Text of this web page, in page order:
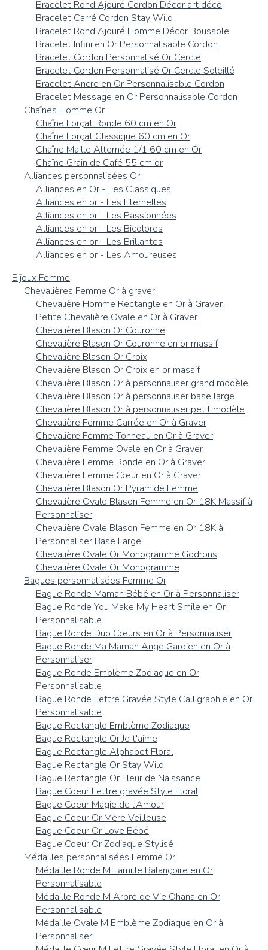
Bracelet Rond Ajouré Cordon Décor art déco
Bracelet Carré Cordon Stay Wild
Bracelet Rond Ajouré Homme Décor Boussole
Bracelet Infini en Or Personnalisable Cordon
Bracelet Cordon Personnalisé Or Cercle
Bracelet Cordon Personnalisé Or Cercle Soleillé
Bracelet Ancre en Or Personnalisable Cordon
Bracelet Message en Or Personnalisable Cordon
Chaînes Homme Or
Chaîne Forçat Ronde 60 cm en Or
Chaîne Forçat Classique 60 cm en Or
Chaîne Maille Alternée 1/1 60 cm en Or
Chaîne Grain de Café 55 cm or
Alliances personnalisées Or
Alliances en Or - Les Classiques
Alliances en or - Les Eternelles
Alliances en or - Les Passionnées
Alliances en or - Les Bicolores
Alliances en or - Les Brillantes
Alliances en or - Les Amoureuses
Bijoux Femme
Chevalières Femme Or à graver
Chevalière Homme Rectangle en Or à Graver
Petite Chevalière Ovale en Or à Graver
Chevalière Blason Or Couronne
Chevalière Blason Or Couronne en or massif
Chevalière Blason Or Croix
Chevalière Blason Or Croix en or massif
Chevalière Blason Or à personnaliser grand modèle
Chevalière Blason Or à personnaliser base large
Chevalière Blason Or à personnaliser petit modèle
Chevalière Femme Carrée en Or à Graver
Chevalière Femme Tonneau en Or à Graver
Chevalière Femme Ovale en Or à Graver
Chevalière Femme Ronde en Or à Graver
Chevalière Femme Cœur en Or à Graver
Chevalière Blason Or Pyramide Femme
Chevalière Ovale Blason Femme en Or 18K Massif à
Personnaliser
Chevalière Ovale Blason Femme en Or 18K à
Personnaliser Base Large
Chevalière Ovale Or Monogramme Godrons
Chevalière Ovale Or Monogramme
Bagues personnalisées Femme Or
Bague Ronde Maman Bébé en Or à Personnaliser
Bague Ronde You Make My Heart Smile en Or
Personnalisable
Bague Ronde Duo Cœurs en Or à Personnaliser
Bague Ronde Ma Maman Ange Gardien en Or à
Personnaliser
Bague Ronde Emblème Zodiaque en Or
Personnalisable
Bague Ronde Lettre Gravée Style Calligraphie en Or
Personnalisable
Bague Rectangle Emblème Zodiaque
Bague Rectangle Or Je t'aime
Bague Rectangle Alphabet Floral
Bague Rectangle Or Stay Wild
Bague Rectangle Or Fleur de Naissance
Bague Coeur Lettre gravée Style Floral
Bague Coeur Magie de l'Amour
Bague Coeur Or Mère Veilleuse
Bague Coeur Or Love Bébé
Bague Coeur Or Zodiaque Stylisé
Médailles personnalisées Femme Or
Médaille Ronde M Famille Balançoire en Or
Personnalisable
Médaille Ronde M Arbre de Vie Ohana en Or
Personnalisable
Médaille Ovale M Emblème Zodiaque en Or à
Personnaliser